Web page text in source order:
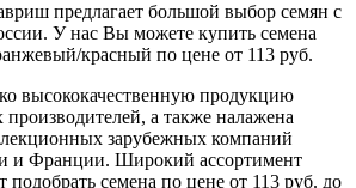
предлагает большой выбор семян с
У нас Вы можете купить семена
красный по цене от 113 руб.
высококачественную продукцию
а также налажена
зарубежных компаний
и Франции. Широкий ассортимент
подобрать семена по цене от 113 руб. до